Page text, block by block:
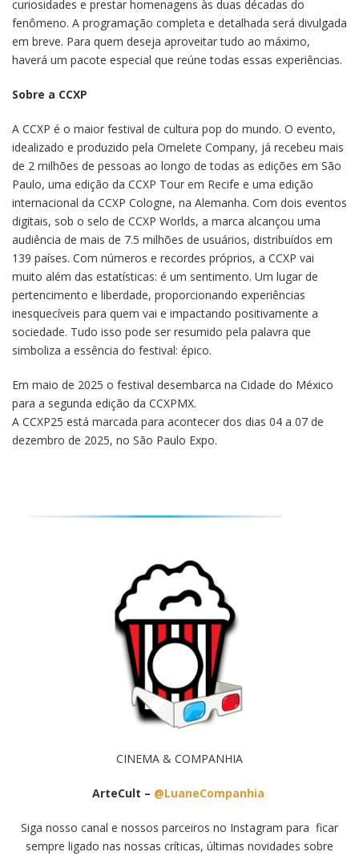
curiosidades e prestar homenagens às duas décadas do
fenômeno. A programação completa e detalhada será divulgada
em breve. Para quem deseja aproveitar tudo ao máximo,
haverá um pacote especial que reúne todas essas experiências.
Sobre a CCXP
A CCXP é o maior festival de cultura pop do mundo. O evento,
idealizado e produzido pela Omelete Company, já recebeu mais
de 2 milhões de pessoas ao longo de todas as edições em São
Paulo, uma edição da CCXP Tour em Recife e uma edição
internacional da CCXP Cologne, na Alemanha. Com dois eventos
digitais, sob o selo de CCXP Worlds, a marca alcançou uma
audiência de mais de 7.5 milhões de usuários, distribuídos em
139 países. Com números e recordes próprios, a CCXP vai
muito além das estatísticas: é um sentimento. Um lugar de
pertencimento e liberdade, proporcionando experiências
inesquecíveis para quem vai e impactando positivamente a
sociedade. Tudo isso pode ser resumido pela palavra que
simboliza a essência do festival: épico.
Em maio de 2025 o festival desembarca na Cidade do México
para a segunda edição da CCXPMX.
A CCXP25 está marcada para acontecer dos dias 04 a 07 de
dezembro de 2025, no São Paulo Expo.
CINEMA & COMPANHIA
ArteCult – @LuaneCompanhia
Siga nosso canal e nossos parceiros no Instagram para ficar
sempre ligado nas nossas críticas, últimas novidades sobre